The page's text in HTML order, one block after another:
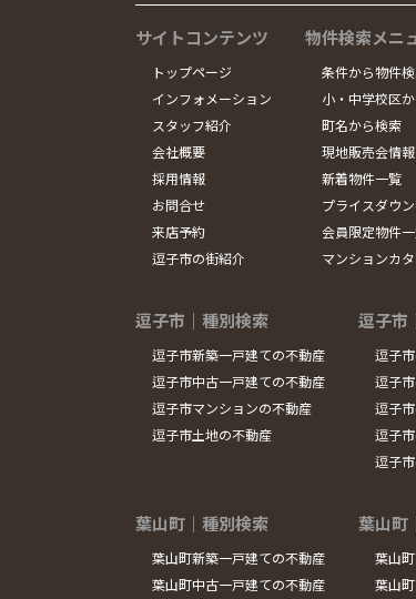
サイトコンテンツ
トップページ
インフォメーション
スタッフ紹介
会社概要
採用情報
お問合せ
来店予約
逗子市の街紹介
物件検索メニ
条件から物件
小・中学校区
町名から検索
現地販売会情報
新着物件一覧
プライスダウ
会員限定物件
マンションカ
逗子市｜種別検索
逗子市新築一戸建ての不動産
逗子市中古一戸建ての不動産
逗子市マンションの不動産
逗子市土地の不動産
逗子市
逗子
逗子
逗子
逗子
逗子
葉山町｜種別検索
葉山町新築一戸建ての不動産
葉山町中古一戸建ての不動産
葉山町
葉山
葉山